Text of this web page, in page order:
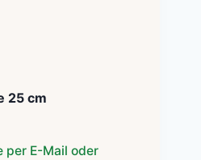
25 cm
per E-Mail oder